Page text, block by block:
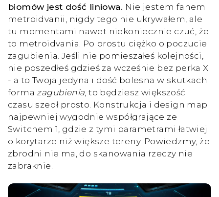
biomów jest dość liniowa. Nie jestem fanem
metroidvanii, nigdy tego nie ukrywałem, ale
tu momentami nawet niekoniecznie czuć, że
to metroidvania. Po prostu ciężko o poczucie
zagubienia. Jeśli nie pomieszałeś kolejności,
nie poszedłeś gdzieś za wcześnie bez perka X
- a to Twoja jedyna i dość bolesna w skutkach
forma zagubienia , to będziesz większość
czasu szedł prosto. Konstrukcja i design map
najpewniej wygodnie współgrające ze
Switchem 1, gdzie z tymi parametrami łatwiej
o korytarze niż większe tereny. Powiedzmy, że
zbrodni nie ma, do skanowania rzeczy nie
zabraknie.